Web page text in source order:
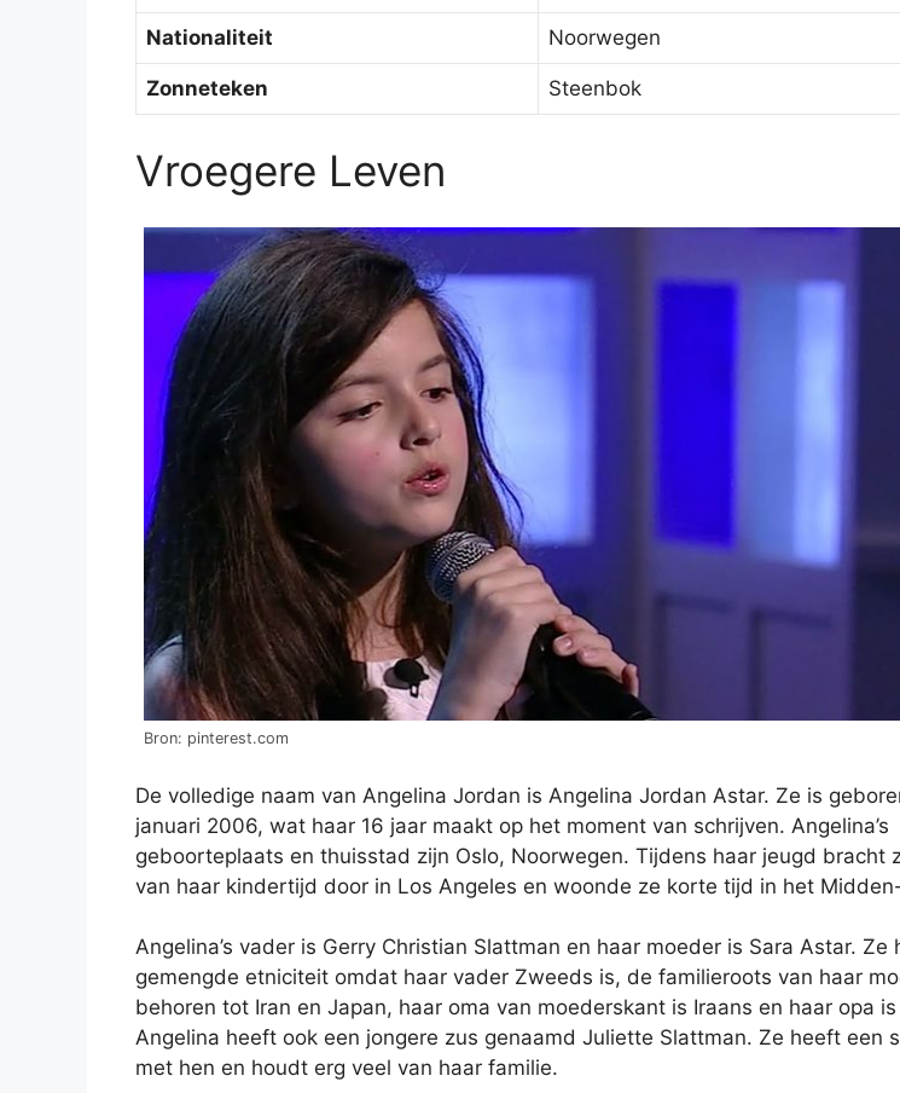
Nationaliteit Noorwegen
Zonneteken Steenbok
Vroegere Leven
Bron: pinterest.com
De volledige naam van Angelina Jordan is Angelina Jordan Astar. Ze is
januari 2006, wat haar 16 jaar maakt op het moment van schrijven. Angelina’s
geboorteplaats en thuisstad zijn Oslo, Noorwegen. Tijdens haar jeugd bracht
van haar kindertijd door in Los Angeles en woonde ze korte tijd in het
Angelina’s vader is Gerry Christian Slattman en haar moeder is Sara Astar. Ze
gemengde etniciteit omdat haar vader Zweeds is, de familieroots van haar
behoren tot Iran en Japan, haar oma van moederskant is Iraans en haar opa
Angelina heeft ook een jongere zus genaamd Juliette Slattman. Ze heeft een
met hen en houdt erg veel van haar familie.